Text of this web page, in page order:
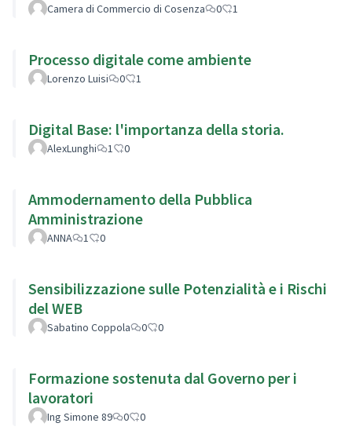
Camera di Commercio di Cosenza 0 1
Processo digitale come ambiente
Lorenzo Luisi 0 1
Digital Base: l'importanza della storia.
AlexLunghi 1 0
Ammodernamento della Pubblica
Amministrazione
ANNA 1 0
Sensibilizzazione sulle Potenzialità e i Rischi
del WEB
Sabatino Coppola 0 0
Formazione sostenuta dal Governo per i
lavoratori
Ing Simone 89 0 0